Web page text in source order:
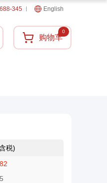
345 English
购物车
0
税)